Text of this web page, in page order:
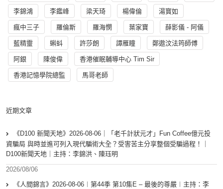
李錦鴻 李鑑峰 梁天琦 楊偉倫 湯寳如
瘋中三子 羅倫斯 羅海憫 葉家寶 薛影儀 - 阿儀
藍精靈 蝌蚪 許莎朗 譚雁瞳 鄭遨汶法筠師傅
阿銀 陳俊偉 香港催眠輔導中心 Tim Sir
香港記憶學院總監 馬哥老師
近期文章
《D100 新聞天地》2026-08-06｜「老千計狀元才」Fun Coffee億元投
資騙局 與時並進可列入現代騙術大全？受害苦主分享整個受騙過程！｜
D100新聞天地｜主持：李錦洪、陳珏明
2026/08/06
《人間錦言》2026-08-06︱第44季 第10集E – 最後的尊嚴︱主持：李